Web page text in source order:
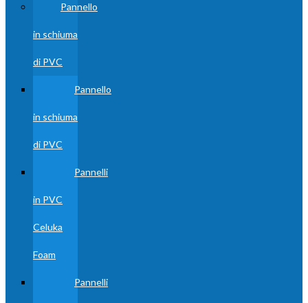
Pannello
in schiuma
di PVC
Pannello
in schiuma
di PVC
Pannelli
in PVC
Celuka
Foam
Pannelli